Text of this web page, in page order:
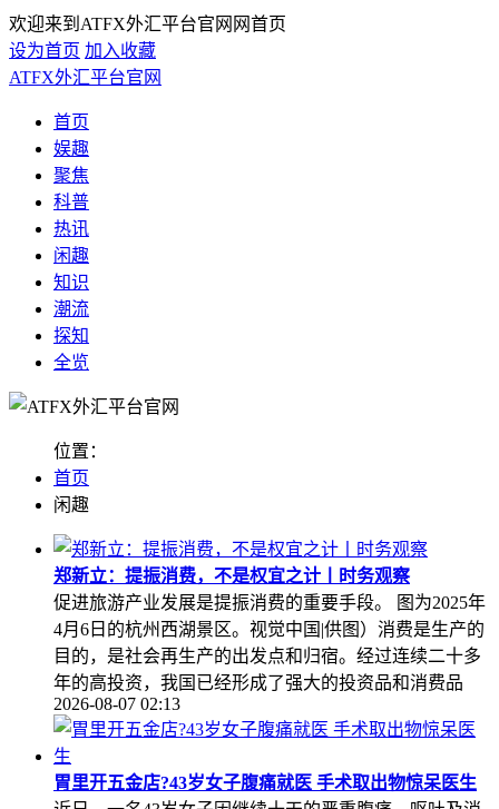
欢迎来到ATFX外汇平台官网网首页
设为首页 加入收藏
ATFX外汇平台官网
首页
娱趣
聚焦
科普
热讯
闲趣
知识
潮流
探知
全览
位置：
首页
闲趣
郑新立：提振消费，不是权宜之计丨时务观察
促进旅游产业发展是提振消费的重要手段。 图为2025年
4月6日的杭州西湖景区。视觉中国|供图）消费是生产的
目的，是社会再生产的出发点和归宿。经过连续二十多
年的高投资，我国已经形成了强大的投资品和消费品
2026-08-07 02:13
胃里开五金店?43岁女子腹痛就医 手术取出物惊呆医生